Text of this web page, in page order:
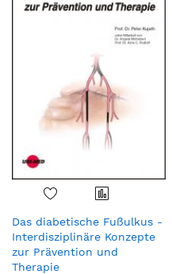
Das diabetische Fußulkus -
Interdisziplinäre Konzepte
zur Prävention und
Therapie